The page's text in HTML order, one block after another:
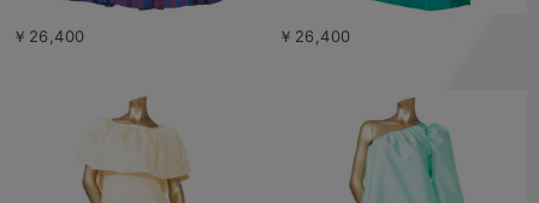
￥26,400 ￥26,400